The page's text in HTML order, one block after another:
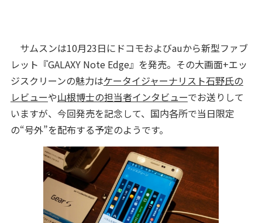
サムスンは10月23日にドコモおよびauから新型ファブ
レット『GALAXY Note Edge』を発売。その大画面+エッ
ジスクリーンの魅力はケータイジャーナリスト石野氏の
レビューや山根博士の担当者インタビューでお送りして
いますが、今回発売を記念して、国内各所で当日限定
の“号外”を配布する予定のようです。